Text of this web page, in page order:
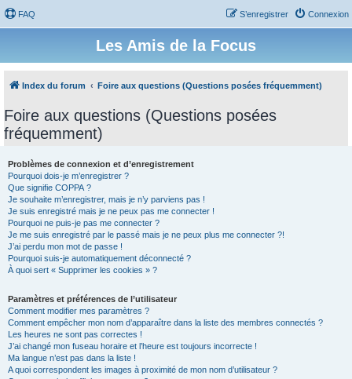
FAQ Connexion
S’enregistrer
Les Amis de la Focus
Index du forum Foire aux questions (Questions posées fréquemment)
Foire aux questions (Questions posées
fréquemment)
Problèmes de connexion et d’enregistrement
Pourquoi dois-je m’enregistrer ?
Que signifie COPPA ?
Je souhaite m’enregistrer, mais je n’y parviens pas !
Je suis enregistré mais je ne peux pas me connecter !
Pourquoi ne puis-je pas me connecter ?
Je me suis enregistré par le passé mais je ne peux plus me connecter ?!
J’ai perdu mon mot de passe !
Pourquoi suis-je automatiquement déconnecté ?
À quoi sert « Supprimer les cookies » ?
Paramètres et préférences de l’utilisateur
Comment modifier mes paramètres ?
Comment empêcher mon nom d’apparaître dans la liste des membres connectés ?
Les heures ne sont pas correctes !
J’ai changé mon fuseau horaire et l’heure est toujours incorrecte !
Ma langue n’est pas dans la liste !
A quoi correspondent les images à proximité de mon nom d’utilisateur ?